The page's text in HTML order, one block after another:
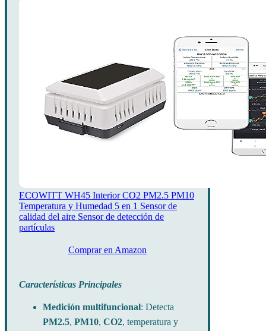
ECOWITT WH45 Interior CO2 PM2.5 PM10
Temperatura y Humedad 5 en 1 Sensor de
calidad del aire Sensor de detección de
partículas
Comprar en Amazon
Características Principales
Medición multifuncional: Detecta
PM2.5, PM10, CO2, temperatura y